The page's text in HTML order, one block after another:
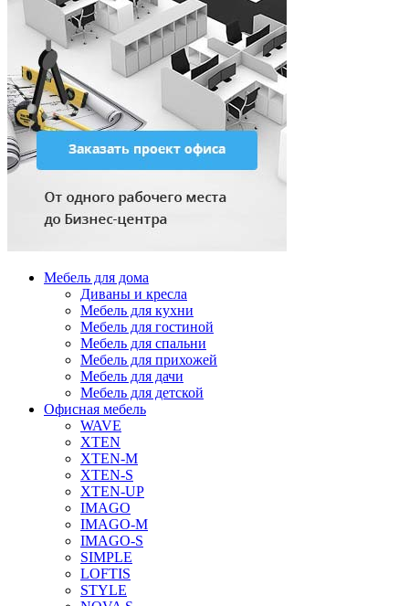
Мебель для дома
Диваны и кресла
Мебель для кухни
Мебель для гостиной
Мебель для спальни
Мебель для прихожей
Мебель для дачи
Мебель для детской
Офисная мебель
WAVE
XTEN
XTEN-M
XTEN-S
XTEN-UP
IMAGO
IMAGO-M
IMAGO-S
SIMPLE
LOFTIS
STYLE